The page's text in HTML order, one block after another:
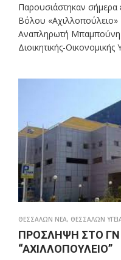
Παρουσιάστηκαν σήμερα
Βόλου
Αναπληρωτή Μπαμπούνη
Διοικητικής-
ΘΕΣΣΑΛΩΝ ΝΕΑ, ΘΕΣΣΑΛΩΝ
ΠΡΟΣΛΗΨΗ ΣΤΟ
“ΑΧΙΛΛΟΠΟΥΛΕΙΟ”